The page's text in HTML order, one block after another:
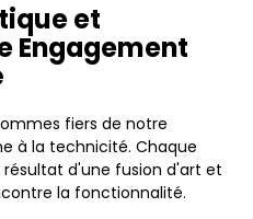
et
Engagement
fiers de notre
à la technicité. Chaque
d'une fusion d'art et
la fonctionnalité.